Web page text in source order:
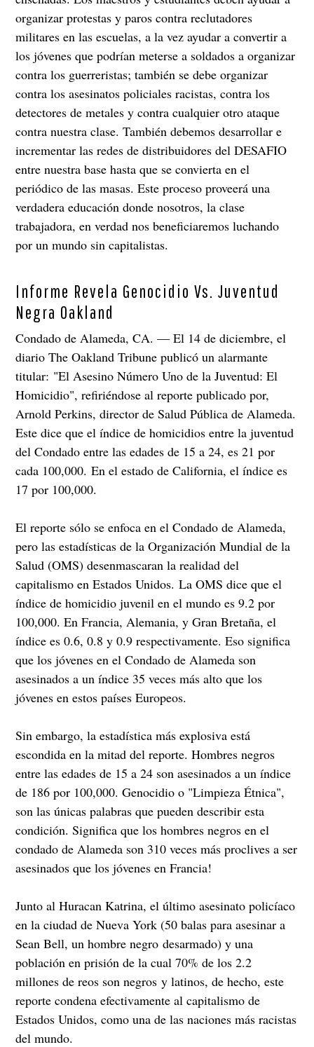
organizar protestas y paros contra reclutadores
militares en las escuelas, a la vez ayudar a convertir a
los jóvenes que podrían meterse a soldados a organizar
contra los guerreristas; también se debe organizar
contra los asesinatos policiales racistas, contra los
detectores de metales y contra cualquier otro ataque
contra nuestra clase. También debemos desarrollar e
incrementar las redes de distribuidores del DESAFIO
entre nuestra base hasta que se convierta en el
periódico de las masas. Este proceso proveerá una
verdadera educación donde nosotros, la clase
trabajadora, en verdad nos beneficiaremos luchando
por un mundo sin capitalistas.
Informe Revela Genocidio Vs. Juventud
Negra Oakland
Condado de Alameda, CA. — El 14 de diciembre, el
diario The Oakland Tribune publicó un alarmante
titular: "El Asesino Número Uno de la Juventud: El
Homicidio", refiriéndose al reporte publicado por,
Arnold Perkins, director de Salud Pública de Alameda.
Este dice que el índice de homicidios entre la juventud
del Condado entre las edades de 15 a 24, es 21 por
cada 100,000. En el estado de California, el índice es
17 por 100,000.
El reporte sólo se enfoca en el Condado de Alameda,
pero las estadísticas de la Organización Mundial de la
Salud (OMS) desenmascaran la realidad del
capitalismo en Estados Unidos. La OMS dice que el
índice de homicidio juvenil en el mundo es 9.2 por
100,000. En Francia, Alemania, y Gran Bretaña, el
índice es 0.6, 0.8 y 0.9 respectivamente. Eso significa
que los jóvenes en el Condado de Alameda son
asesinados a un índice 35 veces más alto que los
jóvenes en estos países Europeos.
Sin embargo, la estadística más explosiva está
escondida en la mitad del reporte. Hombres negros
entre las edades de 15 a 24 son asesinados a un índice
de 186 por 100,000. Genocidio o "Limpieza Étnica",
son las únicas palabras que pueden describir esta
condición. Significa que los hombres negros en el
condado de Alameda son 310 veces más proclives a ser
asesinados que los jóvenes en Francia!
Junto al Huracan Katrina, el último asesinato policíaco
en la ciudad de Nueva York (50 balas para asesinar a
Sean Bell, un hombre negro desarmado) y una
población en prisión de la cual 70% de los 2.2
millones de reos son negros y latinos, de hecho, este
reporte condena efectivamente al capitalismo de
Estados Unidos, como una de las naciones más racistas
del mundo.